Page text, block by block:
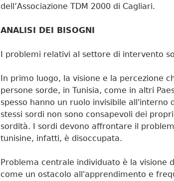
dell’Associazione TDM 2000 di Cagliari.
ANALISI DEI BISOGNI
I problemi relativi al settore di intervento
In primo luogo, la visione e la percezione
persone sorde, in Tunisia, come in altri
spesso hanno un ruolo invisibile all'interno
stessi sordi non sono consapevoli dei
sordità. I sordi devono affrontare il
tunisine, infatti, è disoccupata.
Problema centrale individuato è la visione
come un ostacolo all'apprendimento e